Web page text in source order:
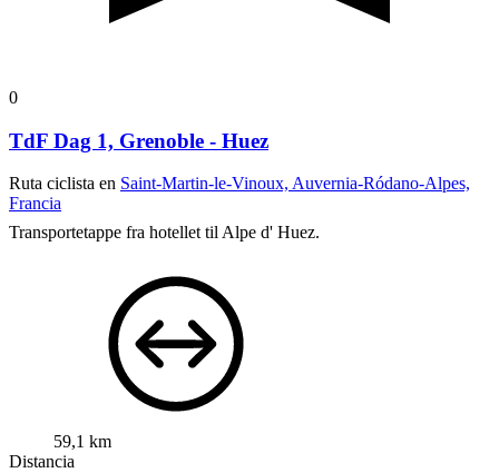
0
TdF Dag 1, Grenoble - Huez
Ruta ciclista en Saint-Martin-le-Vinoux, Auvernia-Ródano-Alpes,
Francia
Transportetappe fra hotellet til Alpe d' Huez.
59,1 km
Distancia